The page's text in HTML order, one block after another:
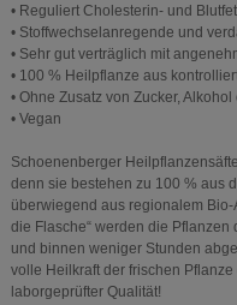
• Reguliert Cholesterin- und
• Stoffwechselanregende und
• Sehr gut verträglich mit
• 100 % Heilpflanze aus
• Ohne Zusatz von Zucker,
• Vegan
Schoenenberger
denn sie bestehen zu 100 % aus
überwiegend aus regionalem Bio-
die Flasche“ werden die
und binnen weniger Stunden
volle Heilkraft der frischen
laborgeprüfter Qualität!